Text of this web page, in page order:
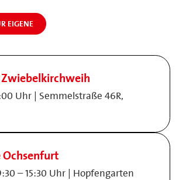
EIGENE
Zwiebelkirchweih
Uhr | Semmelstraße 46R,
– 15:30 Uhr | Hopfengarten